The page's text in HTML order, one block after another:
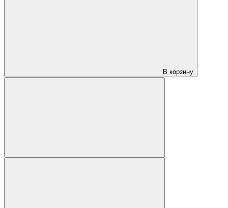
В корзину